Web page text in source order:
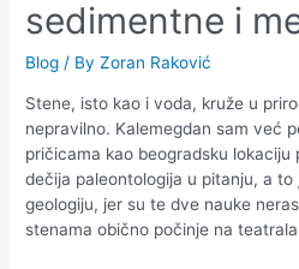
sedimentne i
Blog / ByZoran Raković
Stene, isto kao i voda, kruže u
nepravilno. Kalemegdan sam već
pričicama kao beogradsku lokaciju
dečija paleontologija u pitanju, a to
geologiju, jer su te dve nauke
stenama obično počinje na